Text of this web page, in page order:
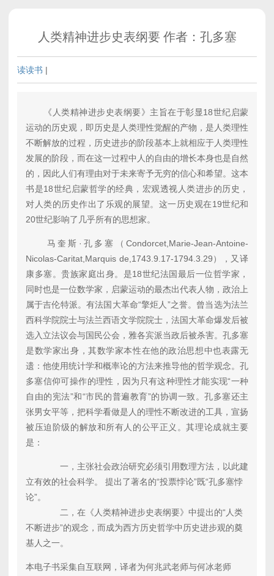
人类精神进步史表纲要 作者：孔多塞
读读书 |
《人类精神进步史表纲要》主旨在于彰显18世纪启蒙
运动的历史观，即历史是人类理性觉醒的产物，是人类理性
不断解放的过程，历史进步的阶段基本上就相应于人类理性
发展的阶段，而在这一过程中人的自由的增长本身也是自然
的，因此人们有理由对于未来寄予无穷的信心和希望。这本
书是18世纪启蒙哲学的经典，宏观透视人类进步的历史，
对人类的历史作出了乐观的展望。这一历史观在19世纪和
20世纪影响了几乎所有的思想家。
马奎斯·孔多塞（Condorcet,Marie-Jean-Antoine-
Nicolas-Caritat,Marquis de,1743.9.17-1794.3.29），又译
康多塞。贵族家庭出身。是18世纪法国最后一位哲学家，
同时也是一位数学家，启蒙运动的最杰出代表人物，政治上
属于吉伦特派。有法国大革命“擎炬人”之誉。曾当选为法兰
西科学院院士与法兰西语文学院院士，法国大革命爆发后被
选入立法议会与国民公会，雅各宾派当政后被杀害。孔多塞
是数学家出身，其数学家本性在他的政治思想中也表露无
遗：他使用统计学和概率论的方法来推导他的哲学观念。孔
多塞信仰可操作的理性，因为只有这种理性才能实现“一种
自由的宪法”和“市民的普遍教育”的协调一致。孔多塞还主
张男女平等，把科学看做是人的理性不断改进的工具，宣扬
被压迫阶级的解放和所有人的公平正义。其理论成就主要
是：
一，主张社会政治研究必须引用数理方法，以此建
立有效的社会科学。 提出了著名的“投票悖论”既“孔多塞悖
论”。
二，在《人类精神进步史表纲要》中提出的“人类
不断进步”的观念，而成为西方历史哲学中历史进步观的奠
基人之一。
本电子书采集自互联网，译者为何兆武老师与何冰老师